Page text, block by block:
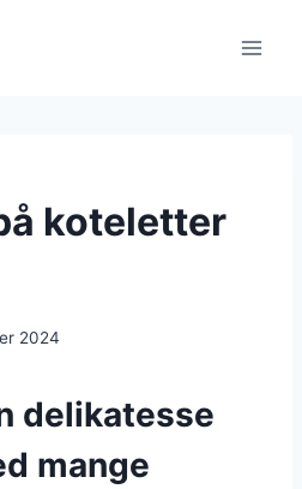
koteletter
2024
delikatesse
mange